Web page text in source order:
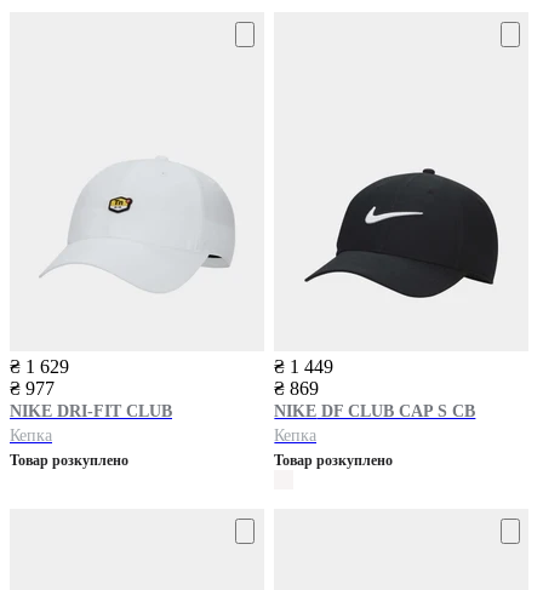
₴ 1 629
₴ 977
NIKE DRI-FIT CLUB
Кепка
Товар розкуплено
₴ 1 449
₴ 869
NIKE DF CLUB CAP S CB
Кепка
Товар розкуплено